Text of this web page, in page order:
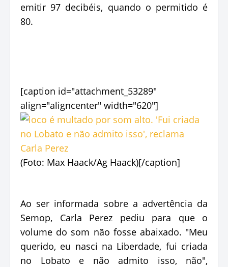
emitir 97 decibéis, quando o permitido é
80.
[caption id="attachment_53289"
align="aligncenter" width="620"]
(Foto: Max Haack/Ag Haack)[/caption]
Ao ser informada sobre a advertência da
Semop, Carla Perez pediu para que o
volume do som não fosse abaixado. "Meu
querido, eu nasci na Liberdade, fui criada
no Lobato e não admito isso, não",